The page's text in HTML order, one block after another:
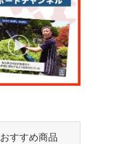
おすすめ商品